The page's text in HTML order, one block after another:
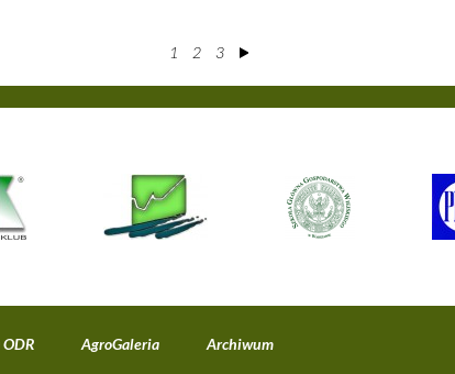
1 2 3
AgroGaleria
Archiwum